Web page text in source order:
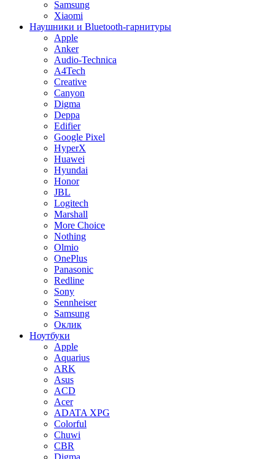
Samsung
Xiaomi
Наушники и Bluetooth-гарнитуры
Apple
Anker
Audio-Technica
A4Tech
Creative
Canyon
Digma
Deppa
Edifier
Google Pixel
HyperX
Huawei
Hyundai
Honor
JBL
Logitech
Marshall
More Choice
Nothing
Olmio
OnePlus
Panasonic
Redline
Sony
Sennheiser
Samsung
Оклик
Ноутбуки
Apple
Aquarius
ARK
Asus
ACD
Acer
ADATA XPG
Colorful
Chuwi
CBR